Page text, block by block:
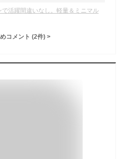
で活躍間違いなし。軽量＆ミニマル
コメント (2件) >